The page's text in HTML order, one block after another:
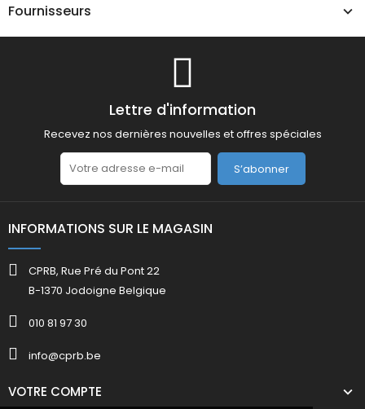
Fournisseurs
Lettre d'information
Recevez nos dernières nouvelles et offres spéciales
S’abonner
INFORMATIONS SUR LE MAGASIN
CPRB, Rue Pré du Pont 22
B-1370 Jodoigne Belgique
010 81 97 30
info@cprb.be
VOTRE COMPTE